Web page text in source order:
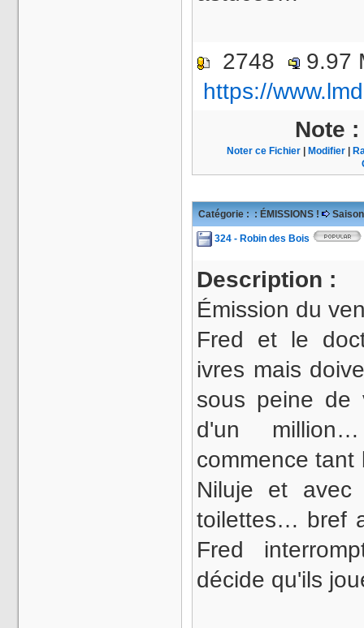
2748
https://
Note
Noter ce Fichier Modifier
Catégorie : : ÉMISSIONS !
324 - Robin des Bois
Description :
Émission du
Fred et le
ivres mais
sous peine de
d'un
commence tant
Niluje et avec
toilettes… bref
Fred
décide qu'ils